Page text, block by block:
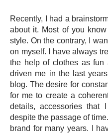
Recently, I had a
about it. Most of you
style. On the contrary, I
on myself. I have always
the help of clothes as
driven me in the last
blog. The desire for
for me to create a
details, accessories
despite the passage of
brand for many years. I